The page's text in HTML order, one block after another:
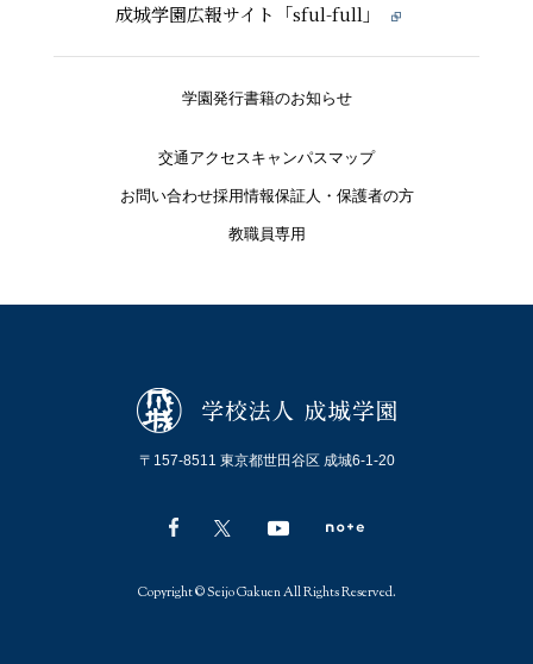
成城学園広報サイト「sful-full」
学園発行書籍のお知らせ
交通アクセスキャンパスマップ
お問い合わせ採用情報保証人・保護者の方
教職員専用
〒157-8511 東京都世田谷区 成城6-1-20
Copyright © Seijo Gakuen All Rights Reserved.